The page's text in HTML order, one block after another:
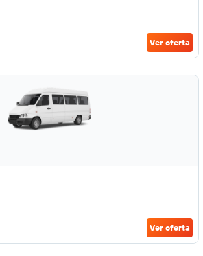
Ver oferta
Ver oferta